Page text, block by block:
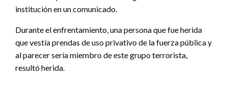
institución en un comunicado.
Durante el enfrentamiento, una persona que fue herida
que vestía prendas de uso privativo de la fuerza pública y
al parecer sería miembro de este grupo terrorista,
resultó herida.